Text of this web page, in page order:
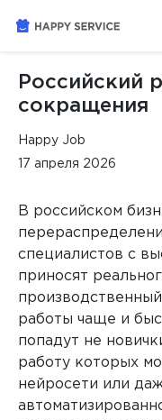
Российский
сокращения
Happy Job
17 апреля 2026
В российском
специалистов с
приносят
работы чаще и
попадут не
работу которых
нейросети или